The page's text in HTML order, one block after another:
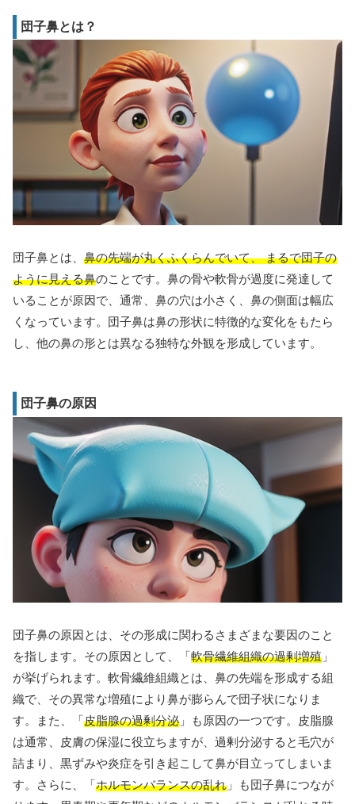
団子鼻とは？
団子鼻とは、 鼻の先端が丸くふくらんでいて、 まるで団子の
ように見える鼻のことです。鼻の骨や軟骨が過度に発達して
いることが原因で、通常、鼻の穴は小さく、鼻の側面は幅広
くなっています。団子鼻は鼻の形状に特徴的な変化をもたら
し、他の鼻の形とは異なる独特な外観を形成しています。
団子鼻の原因
団子鼻の原因とは、その形成に関わるさまざまな要因のこと
を指します。その原因として、「軟骨繊維組織の過剰増殖 」
が挙げられます。軟骨繊維組織とは、鼻の先端を形成する組
織で、その異常な増殖により鼻が膨らんで団子状になりま
す。また、「皮脂腺の過剰分泌 」も原因の一つです。皮脂腺
は通常、皮膚の保湿に役立ちますが、過剰分泌すると毛穴が
詰まり、黒ずみや炎症を引き起こして鼻が目立ってしまいま
す。さらに、「ホルモンバランスの乱れ 」も団子鼻につなが